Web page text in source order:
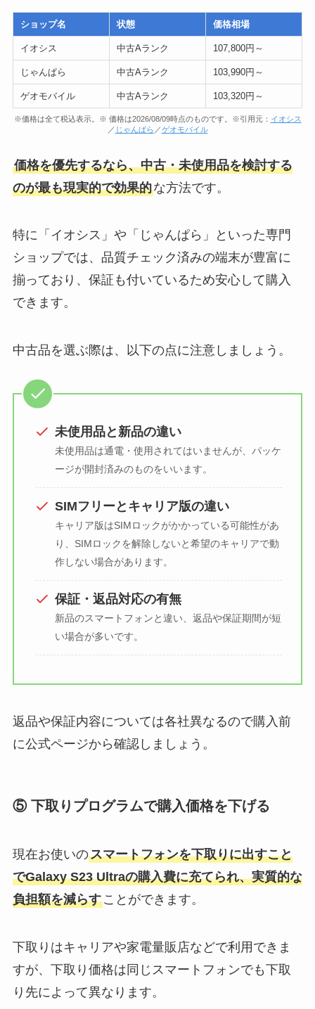
ショップ名 状態 価格相場
イオシス 中古Aランク 107,800円～
じゃんぱら 中古Aランク 103,990円～
ゲオモバイル 中古Aランク 103,320円～
※価格は全て税込表示。※ 価格は2026/08/09時点のものです。※引用元： イオシス
／ じゃんぱら ／ゲオモバイル
価格を優先するなら、中古・未使用品を検討する
のが最も現実的で効果的な方法です。
特に「イオシス」や「じゃんぱら」といった専門
ショップでは、品質チェック済みの端末が豊富に
揃っており、保証も付いているため安心して購入
できます。
中古品を選ぶ際は、以下の点に注意しましょう。
未使用品と新品の違い
未使用品は通電・使用されてはいませんが、パッケ
ージが開封済みのものをいいます。
SIMフリーとキャリア版の違い
キャリア版はSIMロックがかかっている可能性があ
り、SIMロックを解除しないと希望のキャリアで動
作しない場合があります。
保証・返品対応の有無
新品のスマートフォンと違い、返品や保証期間が短
い場合が多いです。
返品や保証内容については各社異なるので購入前
に公式ページから確認しましょう。
⑤ 下取りプログラムで購入価格を下げる
現在お使いのスマートフォンを下取りに出すこと
でGalaxy S23 Ultraの購入費に充てられ、実質的な
負担額を減らすことができます。
下取りはキャリアや家電量販店などで利用できま
すが、下取り価格は同じスマートフォンでも下取
り先によって異なります。